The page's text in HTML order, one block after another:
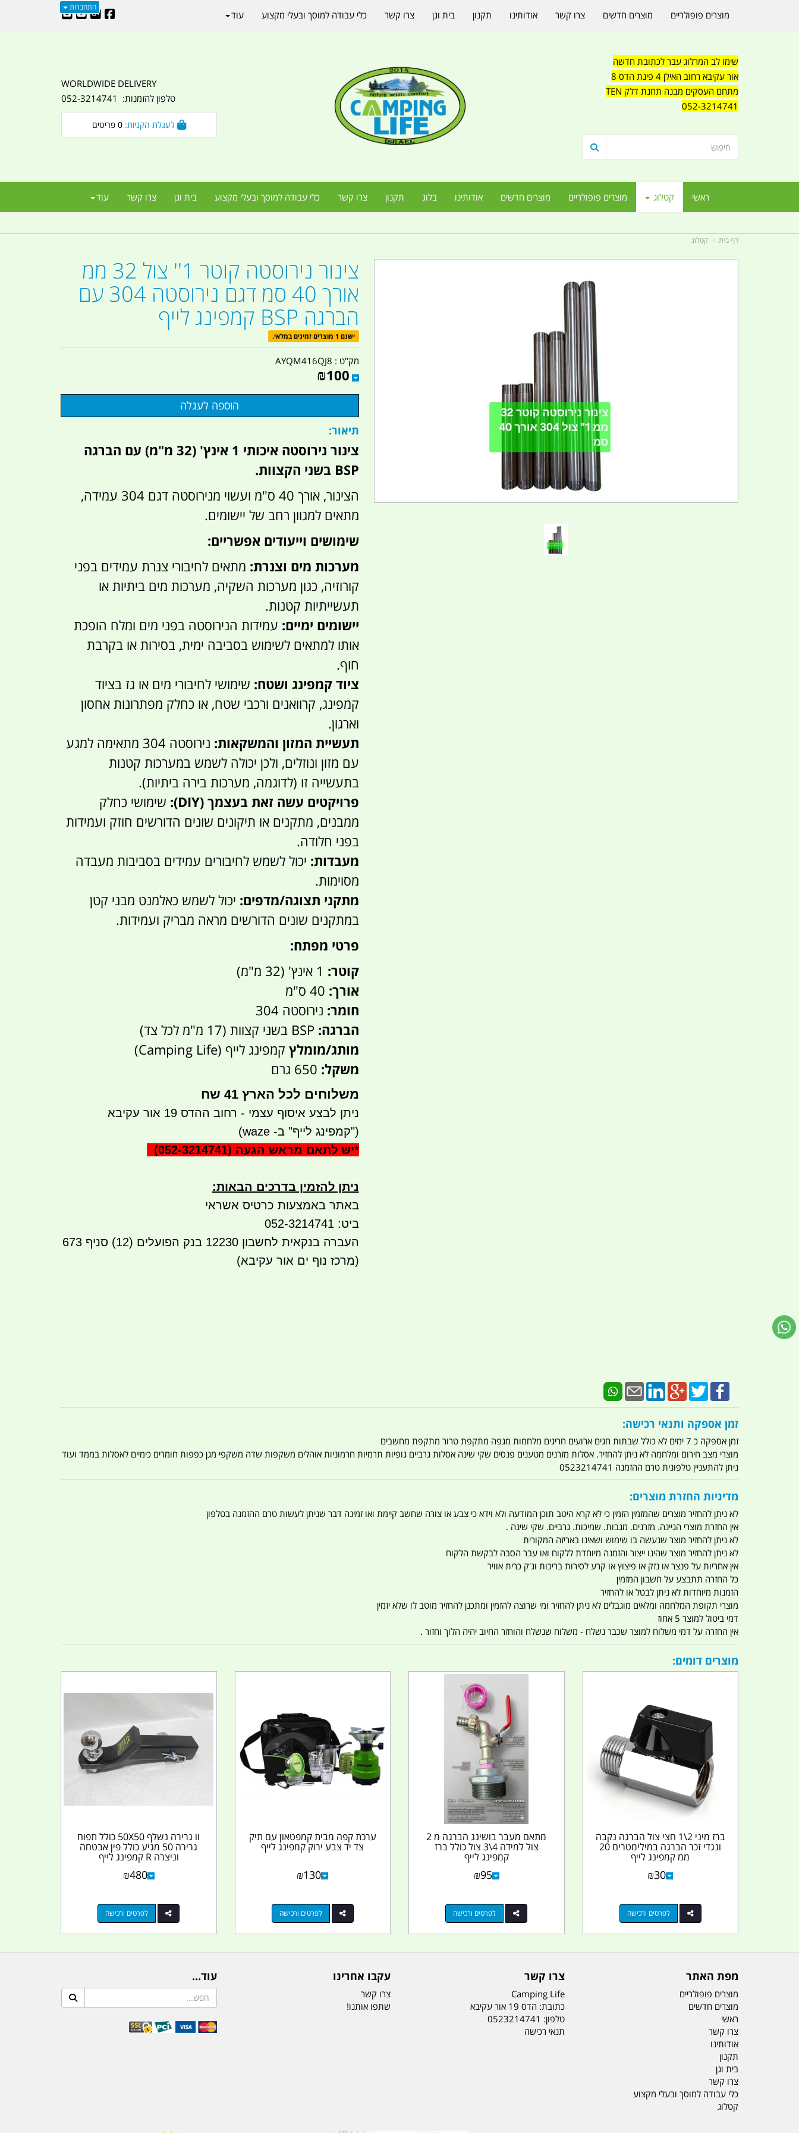
התחברות
שימו לב המרלוג עבר לכתובת חדשה
אור עקיבא רחוב האילן 4 פינת הדס 8
מתחם העסקים מבנה תחנת דלק TEN
052-3214741
WORLDWIDE DELIVERY
טלפון להזמנות: 052-3214741
0
ראשי קטלוג מוצרים פופולריים מוצרים חדשים אודותינו בלוג תקנון צרו קשר כלי עבודה למוסך ובעלי מקצוע בית וגן צרו קשר עוד
מוצרים פופולריים מוצרים חדשים צרו קשר אודותינו תקנון בית וגן צרו קשר כלי עבודה למוסך ובעלי מקצוע עוד
דף בית קטלוג
צינור נירוסטה קוטר 1'' צול 32 ממ
אורך 40 סמ דגם נירוסטה 304 עם
הברגה BSP קמפינג לייף
ישנם 1 מוצרים זמינים במלאי.
מק"ט : AYQM416QJ8
₪100
תיאור:
צינור נירוסטה איכותי 1 אינץ' (32 מ"מ) עם הברגה
BSP בשני הקצוות.
הצינור, אורך 40 ס"מ ועשוי מנירוסטה דגם 304 עמידה,
מתאים למגוון רחב של יישומים.
שימושים וייעודים אפשריים:
מערכות מים וצנרת: מתאים לחיבורי צנרת עמידים בפני
קורוזיה, כגון מערכות השקיה, מערכות מים ביתיות או
תעשייתיות קטנות.
יישומים ימיים: עמידות הנירוסטה בפני מים ומלח הופכת
אותו למתאים לשימוש בסביבה ימית, בסירות או בקרבת
חוף.
ציוד קמפינג ושטח: שימושי לחיבורי מים או גז בציוד
קמפינג, קרוואנים ורכבי שטח, או כחלק מפתרונות אחסון
וארגון.
תעשיית המזון והמשקאות:
נירוסטה 304 מתאימה למגע
עם מזון ונוזלים, ולכן יכולה לשמש במערכות קטנות
בתעשייה זו (לדוגמה, מערכות בירה ביתיות).
פרויקטים עשה זאת בעצמך (DIY):
שימושי כחלק
ממבנים, מתקנים או תיקונים שונים הדורשים חוזק ועמידות
בפני חלודה.
מעבדות: יכול לשמש לחיבורים עמידים בסביבות מעבדה
מסוימות.
מתקני תצוגה/מדפים: יכול לשמש כאלמנט מבני קטן
במתקנים שונים הדורשים מראה מבריק ועמידות.
פרטי מפתח:
קוטר:
אורך:
חומר: נירוסטה 304
הברגה:
מותג/מומלץ קמפינג לייף (Camping Life)
משקל:
משלוחים לכל הארץ 41 שח
ניתן לבצע איסוף עצמי - רחוב ההדס 19 אור עקיבא
("קמפינג לייף" ב- waze)
*יש לתאם מראש הגעה (052-3214741)
ניתן להזמין בדרכים הבאות:
באתר באמצעות כרטיס אשראי
ביט: 052-3214741
העברה בנקאית לחשבון 12230 בנק הפועלים (12) סניף 673
(מרכז נוף ים אור עקיבא)
זמן אספקה ותנאי רכישה:
זמן אספקה כ 7 ימים לא כולל שבתות חגים ארועים חריגים מלחמות מגפה מתקפת טרור מתקפת מחשבים
מוצרי מצב חירום ומלחמה לא ניתן להחזיר. אסלות מזרנים מטענים פנסים שקי שינה אסלות גרביים גופיות תרמיות חרמוניות אוהלים משקפות שדה משקפי מגן כפפות חומרים כימיים לאסלות בממד ועוד
ניתן להתעניין טלפונית טרם ההזמנה 0523214741
מדיניות החזרת מוצרים:
לא ניתן להחזיר מוצרים שהמזמין הזמין כי לא קרא היטב תוכן המודעה ולא וידא כי צבע או צורה שחשב קיימת ואו זמינה דבר שניתן לעשות טרם ההזמנה בטלפון
אין החזרת מוצרי הגיינה. מזרנים. מגבות. שמיכות. גרביים. שקי שינה .
לא ניתן להחזיר מוצר שנעשה בו שימוש ושאינו באריזה המקורית
לא ניתן להחזיר מוצר שהינו ייצור והזמנה מיוחדת ללקוח ואו עבר הסבה לבקשת הלקוח
אין אחריות על פנצר או נזק או פיצוץ או קרע לסירות בריכות וג'ק כרית אוויר
כל החזרה תתבצע על חשבון המזמין
הזמנות מיוחדות לא ניתן לבטל או להחזיר
מוצרי תקופת המלחמה ומלאים מוגבלים לא ניתן להחזיר ומי שרוצה להזמין ומתכנן להחזיר מוטב לו שלא יזמין
דמי ביטול למוצר 5 אחוז
אין החזרה על דמי משלוח למוצר שכבר נשלח - משלוח שנשלח והוחזר החיוב יהיה הלוך וחזור .
מוצרים דומים:
ברז מיני 2\1 חצי צול הברגה נקבה
ונגדי זכר הברגה במילימטרים 20
ממ קמפינג לייף
₪30
לפרטים ורכישה
מתאם מעבר בושינג הברגה מ 2
צול למידה 4\3 צול כולל ברז
קמפינג לייף
₪95
לפרטים ורכישה
ערכת קפה מבית קמפטאון עם תיק
צד יד צבע ירוק קמפינג לייף
₪130
לפרטים ורכישה
וו גרירה נשלף 50X50 כולל תפוח
גרירה 50 מגיע כולל פין אבטחה
וניצרה R קמפינג לייף
₪480
לפרטים ורכישה
מפת האתר
מוצרים פופולריים
מוצרים חדשים
ראשי
צרו קשר
אודותינו
תקנון
בית וגן
צרו קשר
כלי עבודה למוסך ובעלי מקצוע
קטלוג
צרו קשר
Camping Life
כתובת: הדס 19 אור עקיבא
טלפון: 0523214741
תנאי רכישה
עקבו אחרינו
צרו קשר
שתפו אותנו!
עוד...